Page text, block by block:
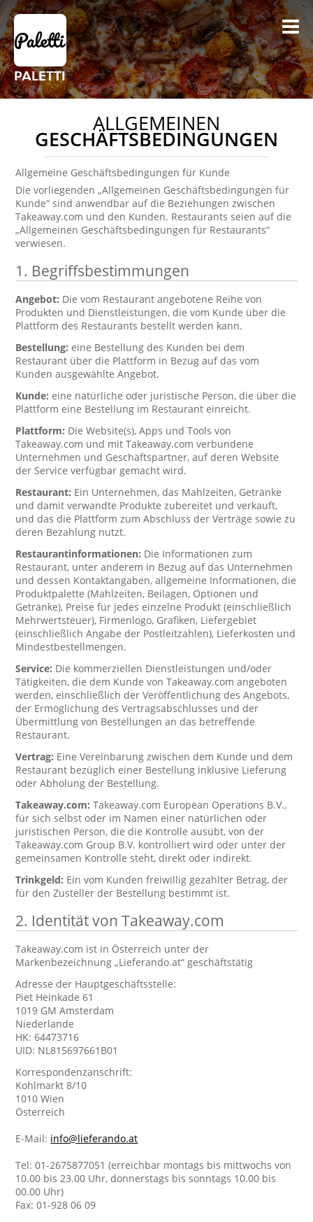
PALETTI
ALLGEMEINEN
GESCHÄFTSBEDINGUNGEN
Allgemeine Geschäftsbedingungen für Kunde
Die vorliegenden „Allgemeinen Geschäftsbedingungen für
Kunde“ sind anwendbar auf die Beziehungen zwischen
Takeaway.com und den Kunden. Restaurants seien auf die
„Allgemeinen Geschäftsbedingungen für Restaurants“
verwiesen.
1. Begriffsbestimmungen
Angebot: Die vom Restaurant angebotene Reihe von
Produkten und Dienstleistungen, die vom Kunde über die
Plattform des Restaurants bestellt werden kann.
Bestellung:eine Bestellung des Kunden bei dem
Restaurant über die Plattform in Bezug auf das vom
Kunden ausgewählte Angebot.
Kunde:eine natürliche oder juristische Person, die über die
Plattform eine Bestellung im Restaurant einreicht.
Plattform: Die Website(s), Apps und Tools von
Takeaway.com und mit Takeaway.com verbundene
Unternehmen und Geschäftspartner, auf deren Website
der Service verfügbar gemacht wird.
Restaurant: Ein Unternehmen, das Mahlzeiten, Getränke
und damit verwandte Produkte zubereitet und verkauft,
und das die Plattform zum Abschluss der Verträge sowie zu
deren Bezahlung nutzt.
Restaurantinformationen: Die Informationen zum
Restaurant, unter anderem in Bezug auf das Unternehmen
und dessen Kontaktangaben, allgemeine Informationen, die
Produktpalette (Mahlzeiten, Beilagen, Optionen und
Getränke), Preise für jedes einzelne Produkt (einschließlich
Mehrwertsteuer), Firmenlogo, Grafiken, Liefergebiet
(einschließlich Angabe der Postleitzahlen), Lieferkosten und
Mindestbestellmengen.
Service: Die kommerziellen Dienstleistungen und/oder
Tätigkeiten, die dem Kunde von Takeaway.com angeboten
werden, einschließlich der Veröffentlichung des Angebots,
der Ermöglichung des Vertragsabschlusses und der
Übermittlung von Bestellungen an das betreffende
Restaurant.
Vertrag: Eine Vereinbarung zwischen dem Kunde und dem
Restaurant bezüglich einer Bestellung inklusive Lieferung
oder Abholung der Bestellung.
Takeaway.com:Takeaway.com European Operations B.V.,
für sich selbst oder im Namen einer natürlichen oder
juristischen Person, die die Kontrolle ausübt, von der
Takeaway.com Group B.V. kontrolliert wird oder unter der
gemeinsamen Kontrolle steht, direkt oder indirekt.
Trinkgeld: Ein vom Kunden freiwillig gezahlter Betrag, der
für den Zusteller der Bestellung bestimmt ist.
2. Identität von Takeaway.com
Takeaway.com ist in Österreich unter der
Markenbezeichnung „Lieferando.at“ geschäftstätig
Adresse der Hauptgeschäftsstelle:
Piet Heinkade 61
1019 GM Amsterdam
Niederlande
HK: 64473716
UID: NL815697661B01
Korrespondenzanschrift:
Kohlmarkt 8/10
1010 Wien
Österreich
E-Mail: info@lieferando.at
Tel: 01-2675877051 (erreichbar montags bis mittwochs von
10.00 bis 23.00 Uhr, donnerstags bis sonntags 10.00 bis
00.00 Uhr)
Fax: 01-928 06 09